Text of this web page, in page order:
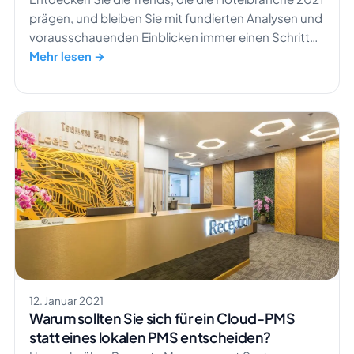
prägen, und bleiben Sie mit fundierten Analysen und
vorausschauenden Einblicken immer einen Schritt
voraus.
Mehr lesen →
12. Januar 2021
Warum sollten Sie sich für ein Cloud-PMS
statt eines lokalen PMS entscheiden?